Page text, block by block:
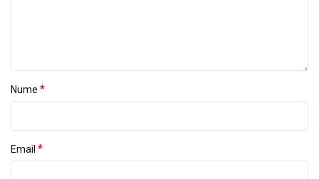
Nume *
Email *